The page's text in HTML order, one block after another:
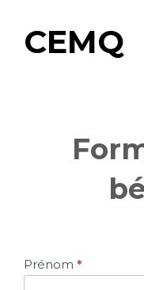
CEMQ
Formulaire
du
Prénom *